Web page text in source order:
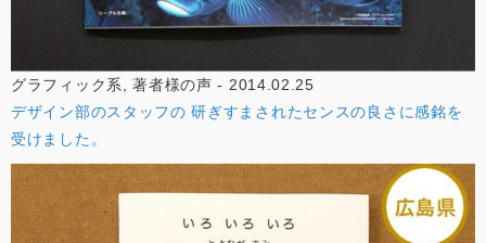
グラフィック系, 著者様の声 - 2014.02.25
デザイン部のスタッフの 研ぎすまされたセンスの良さに感銘を
受けました。